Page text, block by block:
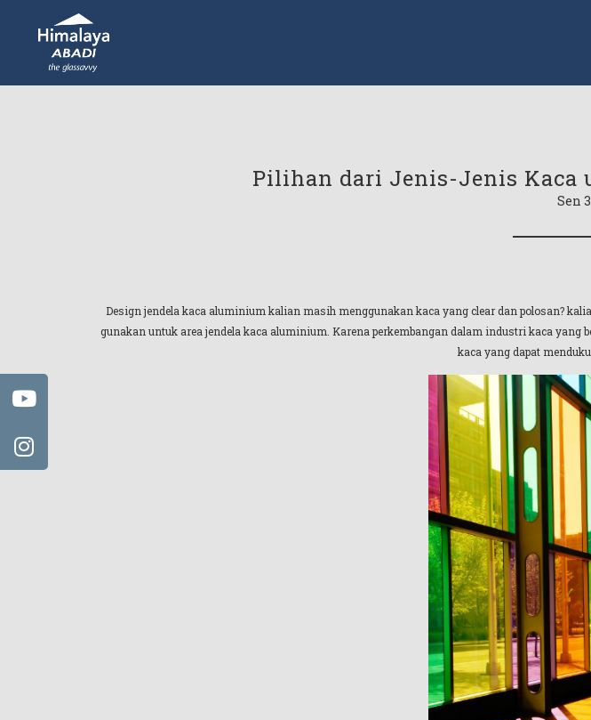
Pilihan dari Jenis-Jenis Kaca
Sen
Design jendela kaca aluminium kalian masih menggunakan kaca yang clear dan polosan?
gunakan untuk area jendela kaca aluminium. Karena perkembangan dalam industri kaca
kaca yang dapat